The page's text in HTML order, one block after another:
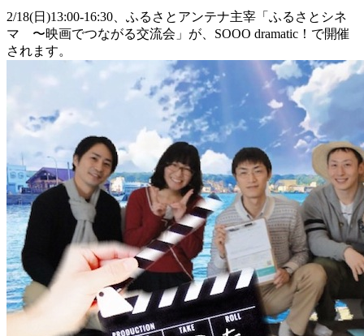
Pocket
2/18(日)13:00-16:30、ふるさとアンテナ主宰「ふるさとシネ
マ 〜映画でつながる交流会」が、SOOO dramatic！で開催
されます。